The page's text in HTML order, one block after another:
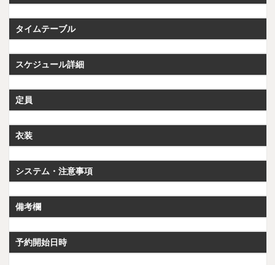
タイムテーブル
スケジュール詳細
定員
衣装
システム・注意事項
備考欄
予約開始日時